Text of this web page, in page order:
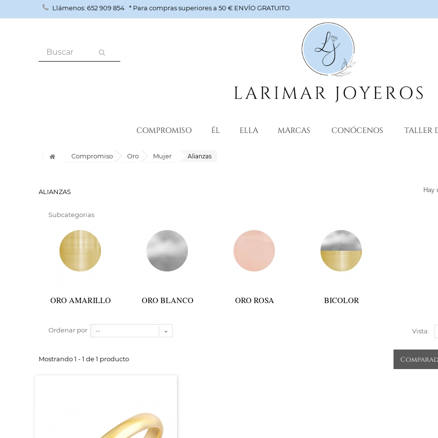
Llámenos: 652 909 854 * Para compras superiores a 50 € ENVÍO GRATUITO
COMPROMISO ÉL ELLA MARCAS CONÓCENOS TALLER
Compromiso Oro Mujer Alianzas
ALIANZAS Hay
Subcategorias
ORO AMARILLO ORO BLANCO ORO ROSA BICOLOR
Vista:
Ordenar por --
Mostrando 1 - 1 de 1 producto